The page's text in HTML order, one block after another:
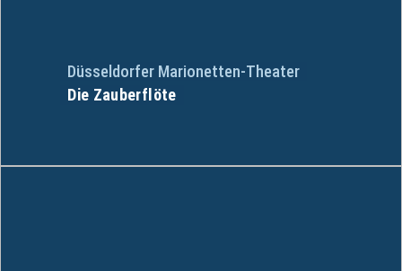
Düsseldorfer Marionetten-Theater
Die Zauberflöte